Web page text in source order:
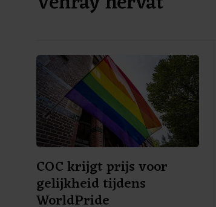
COC krijgt prijs voor
gelijkheid tijdens
WorldPride